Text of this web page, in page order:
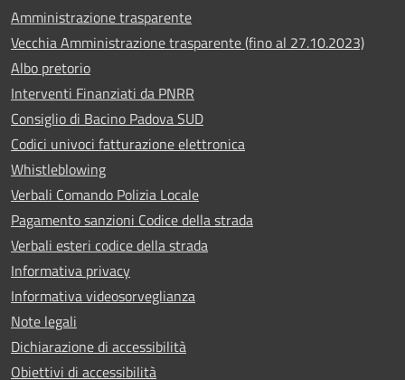
Amministrazione trasparente
Vecchia Amministrazione trasparente (fino al 27.10.2023)
Albo pretorio
Interventi Finanziati da PNRR
Consiglio di Bacino Padova SUD
Codici univoci fatturazione elettronica
Whistleblowing
Verbali Comando Polizia Locale
Pagamento sanzioni Codice della strada
Verbali esteri codice della strada
Informativa privacy
Informativa videosorveglianza
Note legali
Dichiarazione di accessibilità
Obiettivi di accessibilità